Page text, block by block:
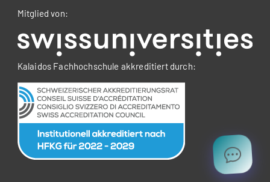
Mitglied von:
Kalaidos Fachhochschule akkreditiert durch: